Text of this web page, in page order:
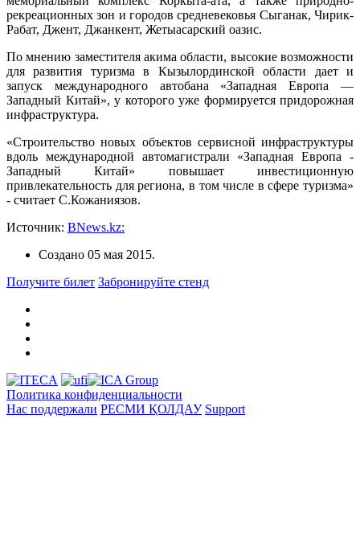
рекреационных зон и городов средневековья Сыганак, Чирик-
Рабат, Джент, Джанкент, Жетыасарский оазис.
По мнению заместителя акима области, высокие возможности
для развития туризма в Кызылординской области дает и
запуск международного автобана «Западная Европа —
Западный Китай», у которого уже формируется придорожная
инфраструктура.
«Строительство новых объектов сервисной инфраструктуры
вдоль международной автомагистрали «Западная Европа -
Западный Китай» повышает инвестиционную
привлекательность для региона, в том числе в сфере туризма»
- считает С.Кожаниязов.
Источник: BNews.kz:
Создано 05 мая 2015.
Получите билет Забронируйте стенд
Политика конфиденциальности
Нас поддержали РЕСМИ ҚОЛДАУ Support